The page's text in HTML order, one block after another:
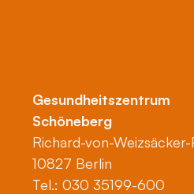
Gesundheitszentrum
Schöneberg
Richard-von-Weizsäcker-
10827 Berlin
Tel.: 030 35199-600